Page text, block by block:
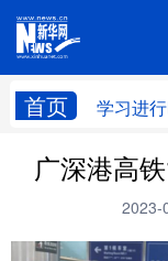
首页 学习进
学习进行时
广深港高
2023-